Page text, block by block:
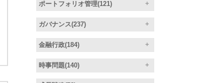
ポートフォリオ管理(121)
ガバナンス(237)
金融行政(184)
時事問題(140)